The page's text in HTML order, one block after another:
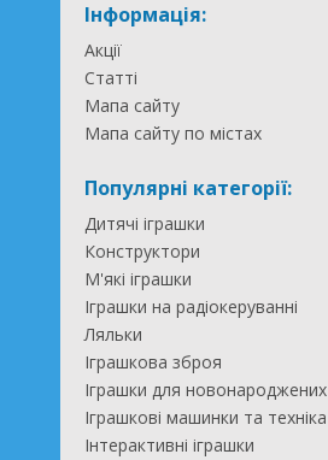
Інформація:
Акції
Статті
Мапа сайту
Мапа сайту по містах
Популярні категорії:
Дитячі іграшки
Конструктори
М'які іграшки
Іграшки на радіокеруванні
Ляльки
Іграшкова зброя
Іграшки для новонароджених
Іграшкові машинки та техніка
Інтерактивні іграшки